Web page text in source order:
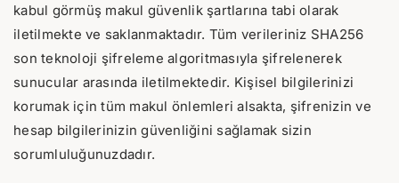
kabul görmüş makul güvenlik şartlarına tabi olarak
iletilmekte ve saklanmaktadır. Tüm verileriniz SHA256
son teknoloji şifreleme algoritmasıyla şifrelenerek
sunucular arasında iletilmektedir. Kişisel bilgilerinizi
korumak için tüm makul önlemleri alsakta, şifrenizin ve
hesap bilgilerinizin güvenliğini sağlamak sizin
sorumluluğunuzdadır.